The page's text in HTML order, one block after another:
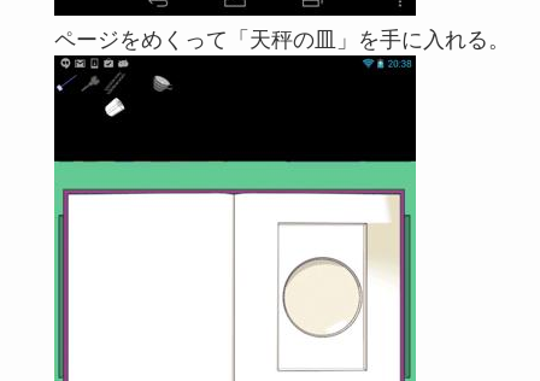
ページをめくって「天秤の皿」を手に入れる。